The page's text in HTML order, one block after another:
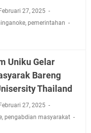
Februari 27, 2025
, pemerintahan
Uniku Gelar
Bareng
Thailand
Februari 27, 2025
, pengabdian masyarakat